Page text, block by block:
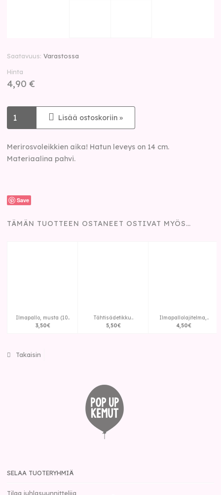
Saatavuus Varastossa
Hinta
4,90 €
Lisää ostoskoriin »
Merirosvoleikkien aika! Hatun leveys on 14 cm.
Materiaalina pahvi.
Save
TÄMÄN TUOTTEEN OSTANEET OSTIVAT MYÖS…
Ilmapallo, musta (10..
3,50€
Tähtisädetikku..
5,50€
Ilmapallolajitelma,..
4,50€
Takaisin
SELAA TUOTERYHMIÄ
Tilaa juhlasuunnittelija